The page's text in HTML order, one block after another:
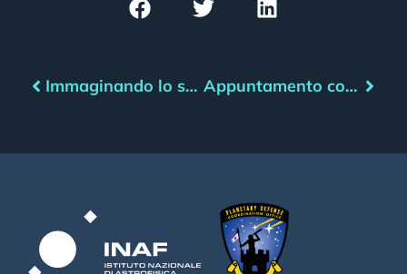
Immaginando lo scontro tra una sonda e un asteroide Appuntamento con l’asteroide – Aprile 2022